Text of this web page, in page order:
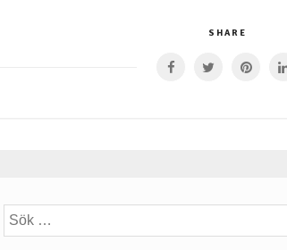
SHARE
Sök
efter: